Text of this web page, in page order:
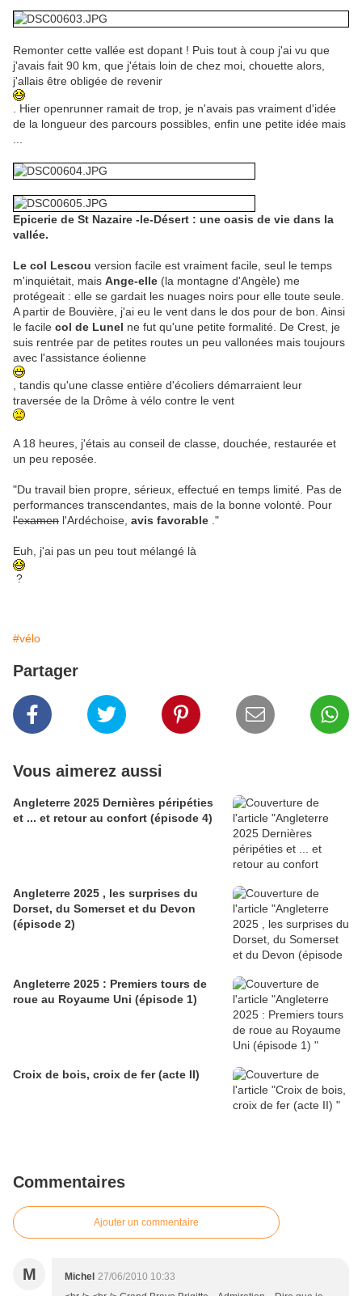
Remonter cette vallée est dopant ! Puis tout à coup j'ai vu que
j'avais fait 90 km, que j'étais loin de chez moi, chouette alors,
j'allais être obligée de revenir
. Hier openrunner ramait de trop, je n'avais pas vraiment d'idée
de la longueur des parcours possibles, enfin une petite idée mais
Epicerie de St Nazaire -le-Désert : une oasis de vie dans la
vallée.
Le col Lescou version facile est vraiment facile, seul le temps
m'inquiétait, mais Ange-elle (la montagne d'Angèle) me
protégeait : elle se gardait les nuages noirs pour elle toute seule.
A partir de Bouvière, j'ai eu le vent dans le dos pour de bon. Ainsi
le facile col de Lunel ne fut qu'une petite formalité. De Crest, je
suis rentrée par de petites routes un peu vallonées mais toujours
avec l'assistance éolienne
, tandis qu'une classe entière d'écoliers démarraient leur
traversée de la Drôme à vélo contre le vent
A 18 heures, j'étais au conseil de classe, douchée, restaurée et
un peu reposée.
"Du travail bien propre, sérieux, effectué en temps limité. Pas de
performances transcendantes, mais de la bonne volonté. Pour
l'examen l'Ardéchoise, avis favorable ."
Euh, j'ai pas un peu tout mélangé là
?
#vélo
Partager
Vous aimerez aussi
Angleterre 2025 Dernières péripéties
et ... et retour au confort (épisode 4)
Angleterre 2025 , les surprises du
Dorset, du Somerset et du Devon
(épisode 2)
Angleterre 2025 : Premiers tours de
roue au Royaume Uni (épisode 1)
Croix de bois, croix de fer (acte II)
Commentaires
Ajouter un commentaire
M Michel 27/06/2010 10:33